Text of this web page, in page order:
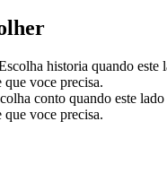
historia quando este
que voce precisa.
conto quando este
que voce precisa.